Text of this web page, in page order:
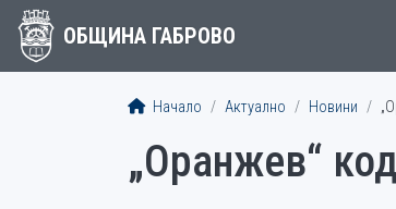
ОБЩИНА ГАБРОВО
Начало Актуално Новини
„Оранжев“